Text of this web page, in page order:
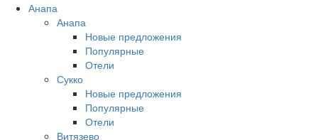
Анапа
Анапа
Новые предложения
Популярные
Отели
Сукко
Новые предложения
Популярные
Отели
Витязево